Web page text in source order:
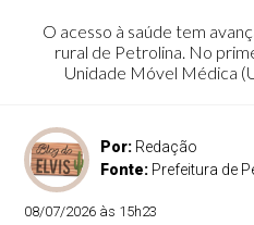
O acesso à saúde tem
rural de Petrolina. No
Unidade Móvel Médica
Por: Redação
Fonte: Prefeitura de
08/07/2026 às 15h23